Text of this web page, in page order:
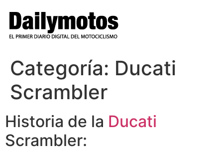
contenido
Categoría: Ducati
Scrambler
Historia de la Ducati
Scrambler: